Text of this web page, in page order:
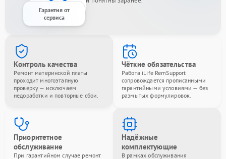
Гарантия от
сервиса
Контроль качества
Ремонт материнской платы
проходит многоэтапную
проверку — исключаем
недоработки и повторные сбои.
Чёткие обязательства
Работа iLife RemSupport
сопровождается прописанными
гарантийными условиями — без
размытых формулировок.
Приоритетное
обслуживание
При гарантийном случае ремонт
Надёжные
комплектующие
В рамках обслуживания